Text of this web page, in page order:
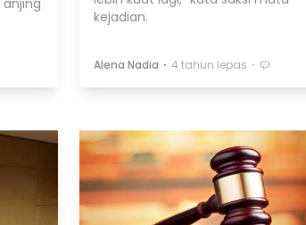
kejadian.
Alena Nadia ⋅ 4 tahun lepas ⋅